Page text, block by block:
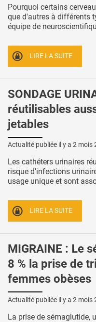
Pourquoi certains
que d'autres à différents
équipe de
LIRE LA SUITE
SONDAGE
réutilisables
jetables
Actualité publiée il y a 2 mois
Les cathéters urinaires
risque d'infections
usage unique et sont
LIRE LA SUITE
MIGRAINE : Le
8 % la prise de
femmes obèses
Actualité publiée il y a 2 mois
La prise de sémaglutide,